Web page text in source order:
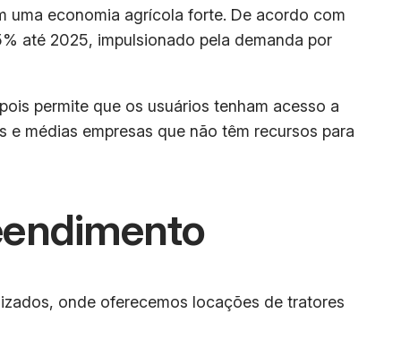
uma economia agrícola forte. De acordo com
até 2025, impulsionado pela demanda por
permite que os usuários tenham acesso a
médias empresas que não têm recursos para
onde oferecemos locações de tratores